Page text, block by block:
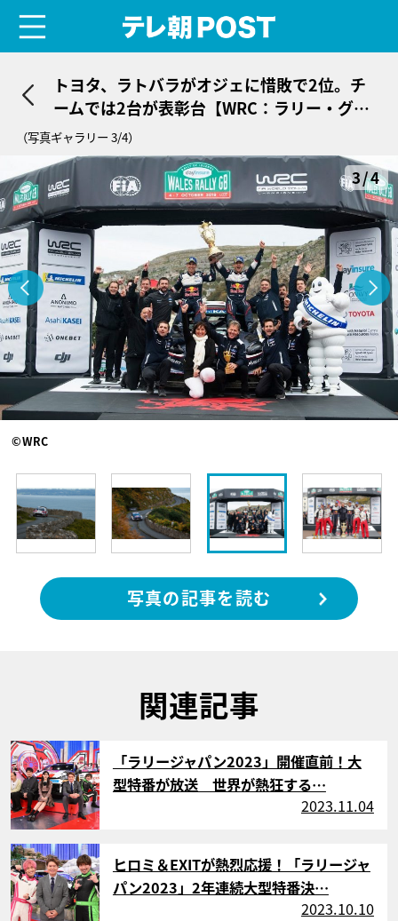
トヨタ、ラトバラがオジェに惜敗で2位。チ
ームでは2台が表彰台【WRC：ラリー・グレ
ートブリテン最終結果】
（写真ギャラリー 3/4）
3/4
©WRC
写真の記事を読む
関連記事
サムネイル
「ラリージャパン2023」開催直前！大
型特番が放送 世界が熱狂する…
2023.11.04
サムネイル
ヒロミ＆EXITが熱烈応援！「ラリージャ
パン2023」2年連続大型特番決…
2023.10.10